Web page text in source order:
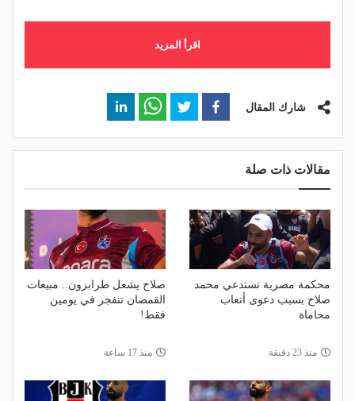
اقرأ المزيد
شارك المقال
مقالات ذات صلة
محكمة مصرية تستدعي محمد
صلاح بسبب دعوى أتعاب
محاماة
منذ 23 دقيقة
صلاح يشعل طرابزون.. مبيعات
القمصان تنفجر في يومين
فقط!
منذ 17 ساعة